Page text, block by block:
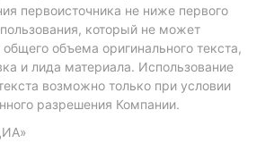
первоисточника не ниже первого
который не может
объема оригинального текста,
и лида материала. Использование
возможно только при условии
разрешения Компании.